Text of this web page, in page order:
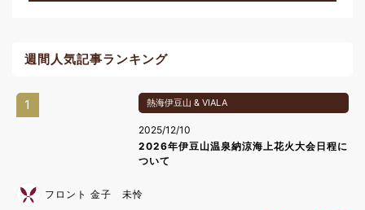
週間人気記事ランキング
1 熱海伊豆山 & VIALA
2025/12/10
2026年伊豆山温泉納涼海上花火大会日程に
ついて
フロント 金子 未怜